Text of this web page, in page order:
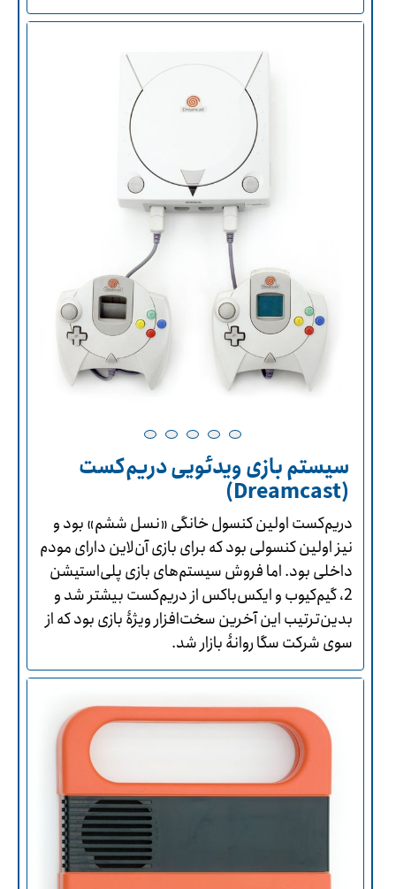
سیستم بازی ویدئویی دریم‌کست
دریم‌کست اولین کنسول خانگی «نسل ششم» بود و
نیز اولین کنسولی بود که برای بازی آن‌لاین دارای مودم
داخلی بود. اما فروش سیستم‌های بازی پلی‌استیشن
2، گیم‌کیوب و ایکس‌باکس از دریم‌کست بیشتر شد و
بدین‌ترتیب این آخرین سخت‌افزار ویژۀ بازی بود که از
سوی شرکت سگا روانۀ بازار شد.